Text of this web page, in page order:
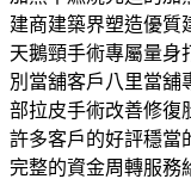
建商建築界塑造優質
天鵝頸手術專屬量身
別當舖客戶八里當舖
部拉皮手術改善修復
許多客戶的好評穩當
完整的資金周轉服務